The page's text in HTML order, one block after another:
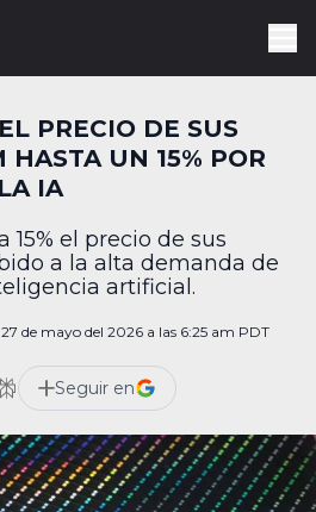
PRECIO DE SUS
HASTA UN 15% POR
IA
15% el precio de sus
a la alta demanda de
artificial.
de mayo del 2026 a las 6:25 am PDT
Seguir en